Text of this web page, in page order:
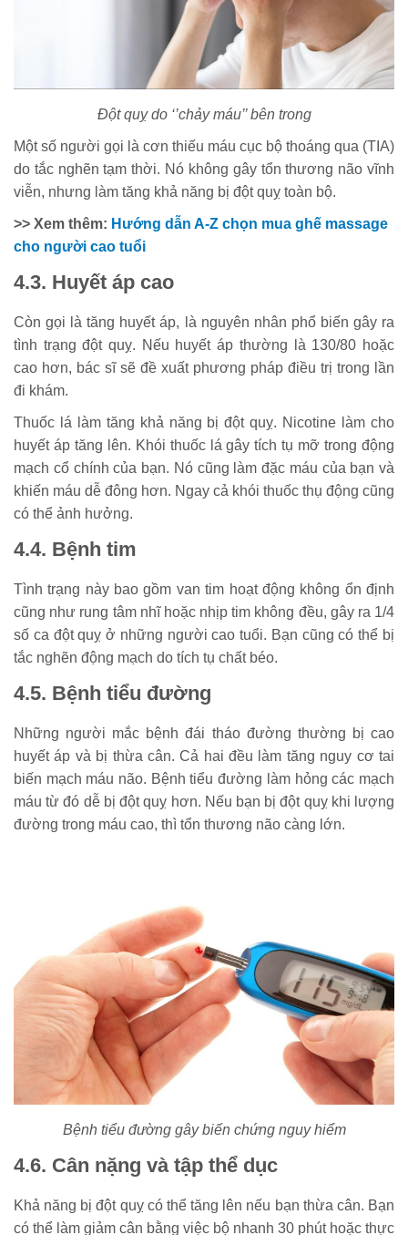
Đột quỵ do ‘’chảy máu’’ bên trong
Một số người gọi là cơn thiếu máu cục bộ thoáng qua (TIA)
do tắc nghẽn tạm thời. Nó không gây tổn thương não vĩnh
viễn, nhưng làm tăng khả năng bị đột quỵ toàn bộ.
>> Xem thêm: Hướng dẫn A-Z chọn mua ghế massage
cho người cao tuổi
4.3. Huyết áp cao
Còn gọi là tăng huyết áp, là nguyên nhân phổ biến gây ra
tình trạng đột quỵ. Nếu huyết áp thường là 130/80 hoặc
cao hơn, bác sĩ sẽ đề xuất phương pháp điều trị trong lần
đi khám.
Thuốc lá làm tăng khả năng bị đột quỵ. Nicotine làm cho
huyết áp tăng lên. Khói thuốc lá gây tích tụ mỡ trong động
mạch cổ chính của bạn. Nó cũng làm đặc máu của bạn và
khiến máu dễ đông hơn. Ngay cả khói thuốc thụ động cũng
có thể ảnh hưởng.
4.4. Bệnh tim
Tình trạng này bao gồm van tim hoạt động không ổn định
cũng như rung tâm nhĩ hoặc nhịp tim không đều, gây ra 1/4
số ca đột quỵ ở những người cao tuổi. Bạn cũng có thể bị
tắc nghẽn động mạch do tích tụ chất béo.
4.5. Bệnh tiểu đường
Những người mắc bệnh đái tháo đường thường bị cao
huyết áp và bị thừa cân. Cả hai đều làm tăng nguy cơ tai
biến mạch máu não. Bệnh tiểu đường làm hỏng các mạch
máu từ đó dễ bị đột quỵ hơn. Nếu bạn bị đột quỵ khi lượng
đường trong máu cao, thì tổn thương não càng lớn.
Bệnh tiểu đường gây biến chứng nguy hiểm
4.6. Cân nặng và tập thể dục
Khả năng bị đột quỵ có thể tăng lên nếu bạn thừa cân. Bạn
có thể làm giảm cân bằng việc bộ nhanh 30 phút hoặc thực